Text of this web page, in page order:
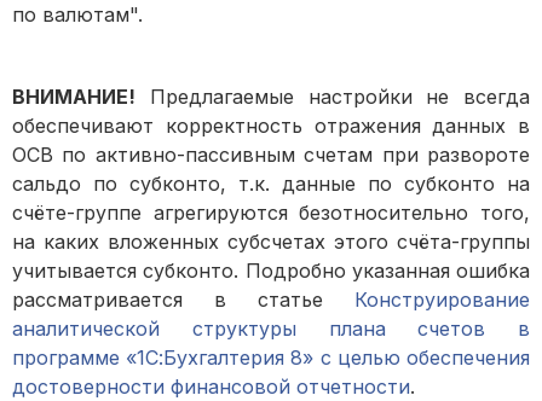
по валютам".
ВНИМАНИЕ! Предлагаемые настройки не всегда
обеспечивают корректность отражения данных в
ОСВ по активно-пассивным счетам при развороте
сальдо по субконто, т.к. данные по субконто на
счёте-группе агрегируются безотносительно того,
на каких вложенных субсчетах этого счёта-группы
учитывается субконто. Подробно указанная ошибка
рассматривается в статье Конструирование
аналитической структуры плана счетов в
программе «1С:Бухгалтерия 8» с целью обеспечения
достоверности финансовой отчетности.